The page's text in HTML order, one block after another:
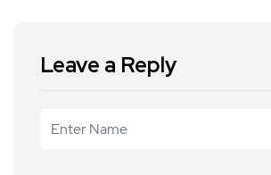
Leave a Reply